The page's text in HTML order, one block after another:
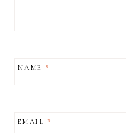
NAME *
EMAIL*